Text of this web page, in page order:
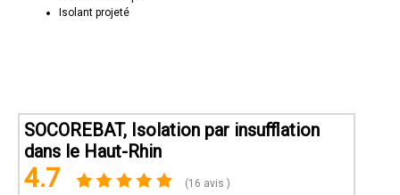
Isolant projeté
SOCOREBAT, Isolation par insufflation
dans le Haut-Rhin
4.7 (16 avis )